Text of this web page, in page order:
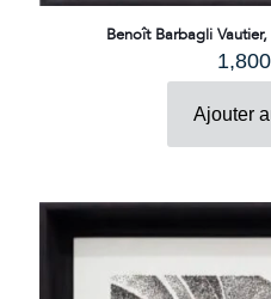
Benoît Barbagli
Ajouter